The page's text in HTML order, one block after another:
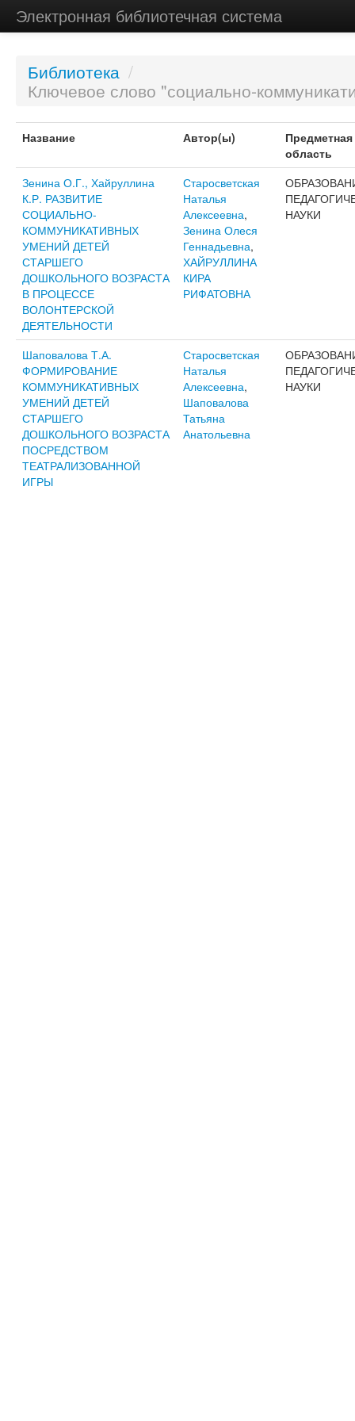
Электронная библиотечная система
Библиотека /
Ключевое слово "социально-
Название Автор(ы)
Предметная
область
Зенина О.Г., Хайруллина
К.Р. РАЗВИТИЕ
СОЦИАЛЬНО-
КОММУНИКАТИВНЫХ
УМЕНИЙ ДЕТЕЙ
СТАРШЕГО
ДОШКОЛЬНОГО ВОЗРАСТА
В ПРОЦЕССЕ
ВОЛОНТЕРСКОЙ
ДЕЯТЕЛЬНОСТИ
Старосветская
Наталья
Алексеевна,
Зенина Олеся
Геннадьевна,
ХАЙРУЛЛИНА
КИРА
РИФАТОВНА
НАУКИ
Шаповалова Т.А.
ФОРМИРОВАНИЕ
КОММУНИКАТИВНЫХ
УМЕНИЙ ДЕТЕЙ
СТАРШЕГО
ДОШКОЛЬНОГО ВОЗРАСТА
ПОСРЕДСТВОМ
ТЕАТРАЛИЗОВАННОЙ
ИГРЫ
Старосветская
Наталья
Алексеевна,
Шаповалова
Татьяна
Анатольевна
НАУКИ